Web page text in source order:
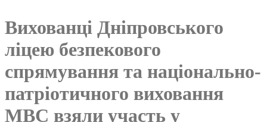
Вихованці Дніпровського
ліцею безпекового
спрямування та національно-
патріотичного виховання
МВС взяли участь у